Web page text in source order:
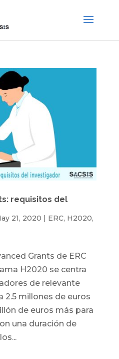
requisitos del
21, 2020 | ERC, H2020,
Grants de ERC
H2020 se centra
de relevante
2.5 millones de euros
de euros más para
una duración de